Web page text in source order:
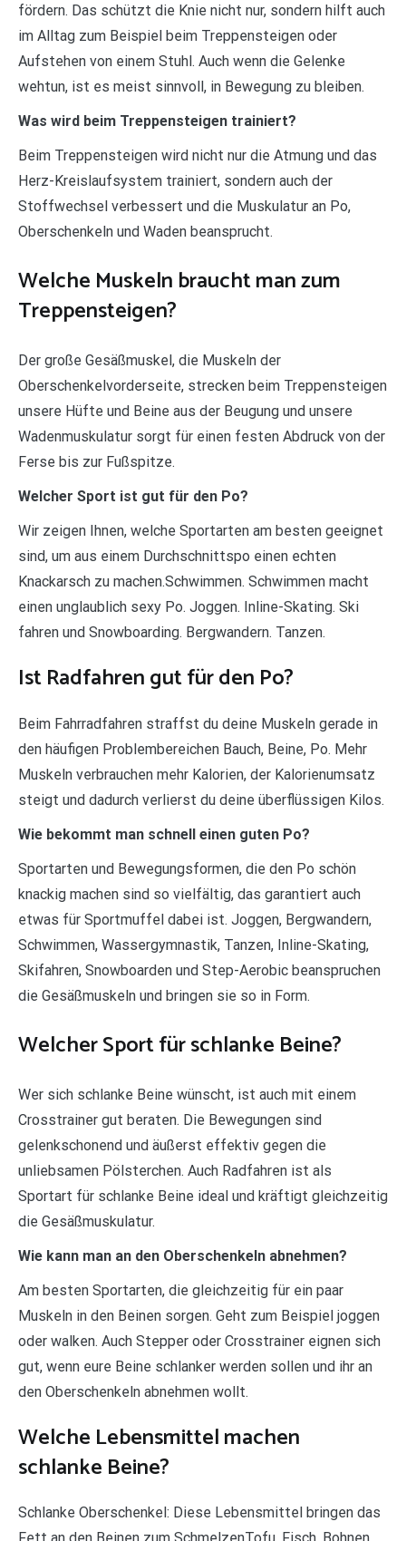
fördern. Das schützt die Knie nicht nur, sondern hilft auch
im Alltag zum Beispiel beim Treppensteigen oder
Aufstehen von einem Stuhl. Auch wenn die Gelenke
wehtun, ist es meist sinnvoll, in Bewegung zu bleiben.
Was wird beim Treppensteigen trainiert?
Beim Treppensteigen wird nicht nur die Atmung und das
Herz-Kreislaufsystem trainiert, sondern auch der
Stoffwechsel verbessert und die Muskulatur an Po,
Oberschenkeln und Waden beansprucht.
Welche Muskeln braucht man zum
Treppensteigen?
Der große Gesäßmuskel, die Muskeln der
Oberschenkelvorderseite, strecken beim Treppensteigen
unsere Hüfte und Beine aus der Beugung und unsere
Wadenmuskulatur sorgt für einen festen Abdruck von der
Ferse bis zur Fußspitze.
Welcher Sport ist gut für den Po?
Wir zeigen Ihnen, welche Sportarten am besten geeignet
sind, um aus einem Durchschnittspo einen echten
Knackarsch zu machen.Schwimmen. Schwimmen macht
einen unglaublich sexy Po. Joggen. Inline-Skating. Ski
fahren und Snowboarding. Bergwandern. Tanzen.
Ist Radfahren gut für den Po?
Beim Fahrradfahren straffst du deine Muskeln gerade in
den häufigen Problembereichen Bauch, Beine, Po. Mehr
Muskeln verbrauchen mehr Kalorien, der Kalorienumsatz
steigt und dadurch verlierst du deine überflüssigen Kilos.
Wie bekommt man schnell einen guten Po?
Sportarten und Bewegungsformen, die den Po schön
knackig machen sind so vielfältig, das garantiert auch
etwas für Sportmuffel dabei ist. Joggen, Bergwandern,
Schwimmen, Wassergymnastik, Tanzen, Inline-Skating,
Skifahren, Snowboarden und Step-Aerobic beanspruchen
die Gesäßmuskeln und bringen sie so in Form.
Welcher Sport für schlanke Beine?
Wer sich schlanke Beine wünscht, ist auch mit einem
Crosstrainer gut beraten. Die Bewegungen sind
gelenkschonend und äußerst effektiv gegen die
unliebsamen Pölsterchen. Auch Radfahren ist als
Sportart für schlanke Beine ideal und kräftigt gleichzeitig
die Gesäßmuskulatur.
Wie kann man an den Oberschenkeln abnehmen?
Am besten Sportarten, die gleichzeitig für ein paar
Muskeln in den Beinen sorgen. Geht zum Beispiel joggen
oder walken. Auch Stepper oder Crosstrainer eignen sich
gut, wenn eure Beine schlanker werden sollen und ihr an
den Oberschenkeln abnehmen wollt.
Welche Lebensmittel machen
schlanke Beine?
Schlanke Oberschenkel: Diese Lebensmittel bringen das